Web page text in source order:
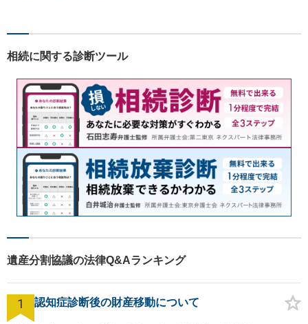
相続、離婚・男女問題、交通
います。 ぜひご相談くださ
い。
相続に関する診断ツール
遺産分割協議の法律Q&Aランキング
1 認知症診断後の財産移動について